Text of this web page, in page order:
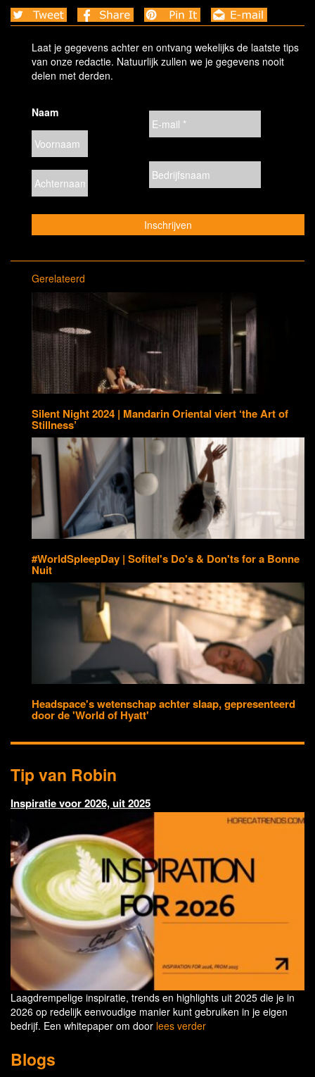
Laat je gegevens achter en ontvang wekelijks de laatste tips
van onze redactie. Natuurlijk zullen we je gegevens nooit
delen met derden.
Naam
Gerelateerd
Silent Night 2024 | Mandarin Oriental viert ‘the Art of
Stillness’
#WorldSpleepDay | Sofitel's Do's & Don'ts for a Bonne
Nuit
Headspace's wetenschap achter slaap, gepresenteerd
door de 'World of Hyatt'
Tip van Robin
Inspiratie voor 2026, uit 2025
Laagdrempelige inspiratie, trends en highlights uit 2025 die je in
2026 op redelijk eenvoudige manier kunt gebruiken in je eigen
bedrijf. Een whitepaper om door lees verder
Blogs